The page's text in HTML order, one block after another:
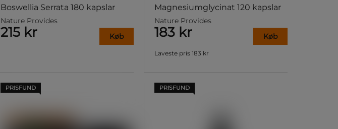
Boswellia Serrata 180 kapslar
Nature Provides
215 kr Køb
Magnesiumglycinat 120 kapslar
Nature Provides
183 kr Køb
Laveste pris 183 kr
PRISFUND PRISFUND